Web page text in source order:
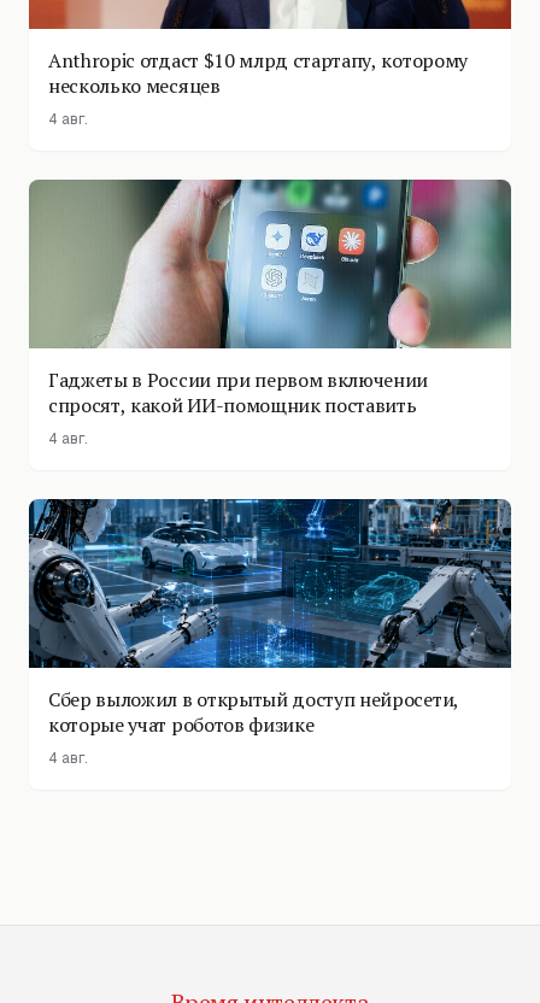
Anthropic отдаст $10 млрд стартапу, которому
несколько месяцев
4 авг.
Гаджеты в России при первом включении
спросят, какой ИИ-помощник поставить
4 авг.
Сбер выложил в открытый доступ нейросети,
которые учат роботов физике
4 авг.